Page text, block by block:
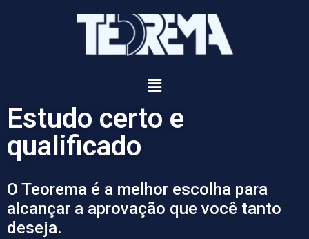
Estudo certo e
qualificado
O Teorema é a melhor escolha para
alcançar a aprovação que você tanto
deseja.​